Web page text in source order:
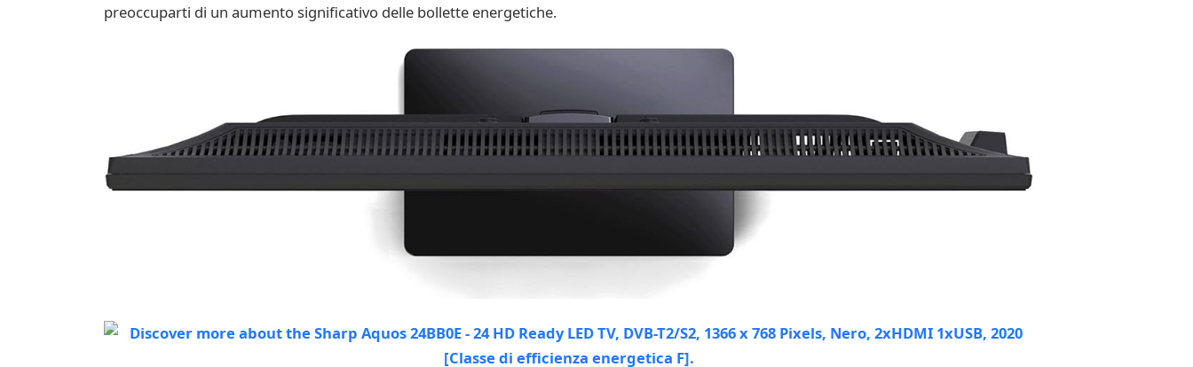
preoccuparti di un aumento significativo delle bollette energetiche.